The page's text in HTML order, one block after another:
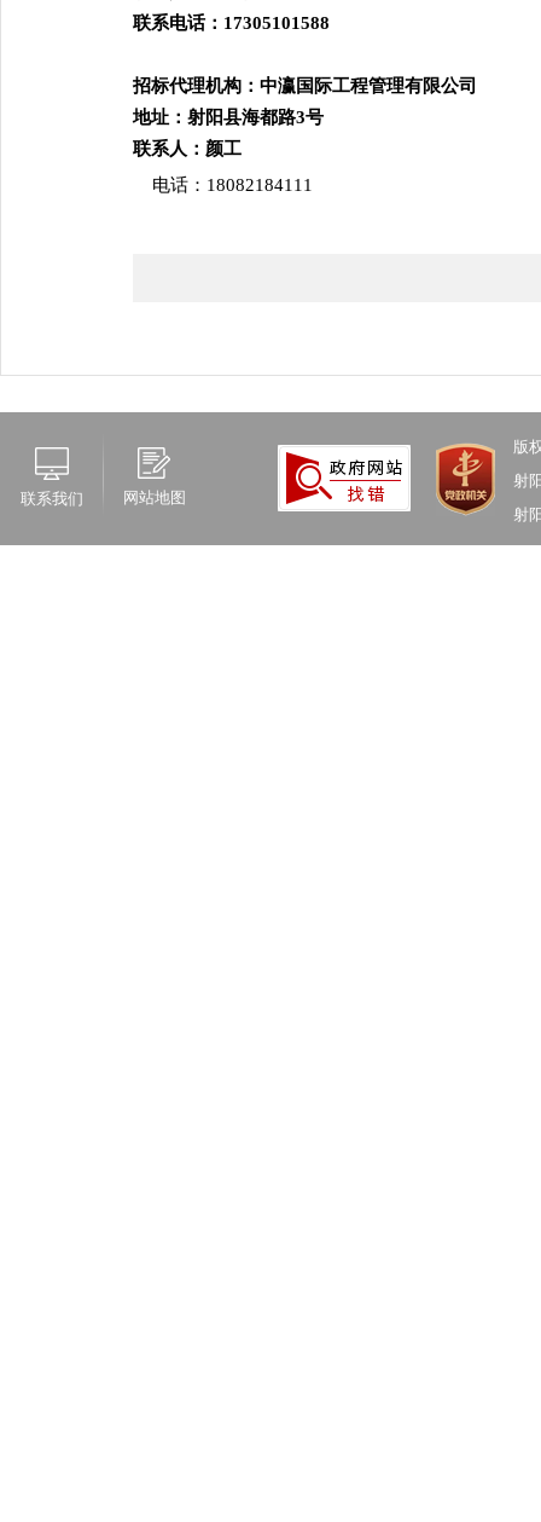
联系电话： 17305101588
招标代理机构：中瀛国际工程管理有限公司
地址：射阳县海都路3号
联系人：颜工
电话： 18082184111
联系我们 网站地图
版
射
射